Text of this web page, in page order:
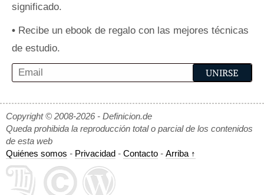
significado.
• Recibe un ebook de regalo con las mejores técnicas
de estudio.
Copyright © 2008-2026 - Definicion.de
Queda prohibida la reproducción total o parcial de los contenidos
de esta web
Quiénes somos - Privacidad - Contacto - Arriba ↑